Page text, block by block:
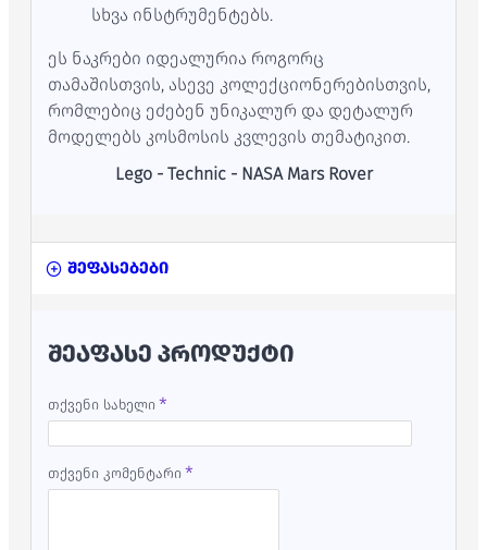
სხვა ინსტრუმენტებს.
ეს ნაკრები იდეალურია როგორც
თამაშისთვის, ასევე კოლექციონერებისთვის,
რომლებიც ეძებენ უნიკალურ და დეტალურ
მოდელებს კოსმოსის კვლევის თემატიკით.
Lego - Technic - NASA Mars Rover
შეფასებები
ᲨᲔᲐᲤᲐᲡᲔ ᲞᲠᲝᲓᲣᲥᲢᲘ
თქვენი სახელი
თქვენი კომენტარი